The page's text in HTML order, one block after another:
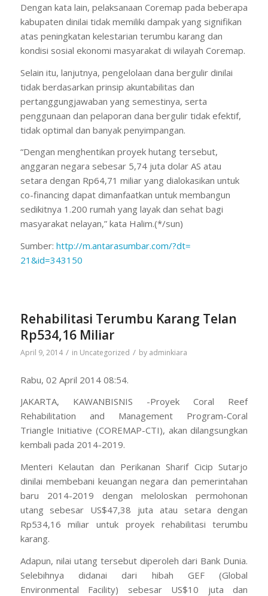
Dengan kata lain, pelaksanaan Coremap pada beberapa
kabupaten dinilai tidak memiliki dampak yang signifikan
atas peningkatan kelestarian terumbu karang dan
kondisi sosial ekonomi masyarakat di wilayah Coremap.
Selain itu, lanjutnya, pengelolaan dana bergulir dinilai
tidak berdasarkan prinsip akuntabilitas dan
pertanggungjawaban yang semestinya, serta
penggunaan dan pelaporan dana bergulir tidak efektif,
tidak optimal dan banyak penyimpangan.
“Dengan menghentikan proyek hutang tersebut,
anggaran negara sebesar 5,74 juta dolar AS atau
setara dengan Rp64,71 miliar yang dialokasikan untuk
co-financing dapat dimanfaatkan untuk membangun
sedikitnya 1.200 rumah yang layak dan sehat bagi
masyarakat nelayan,” kata Halim.(*/sun)
Sumber: http://m.antarasumbar.com/?dt=
21&id=343150
Rehabilitasi Terumbu Karang Telan
Rp534,16 Miliar
April 9, 2014 / in Uncategorized / by adminkiara
Rabu, 02 April 2014 08:54.
JAKARTA, KAWANBISNIS -Proyek Coral Reef
Rehabilitation and Management Program-Coral
Triangle Initiative (COREMAP-CTI), akan dilangsungkan
kembali pada 2014-2019.
Menteri Kelautan dan Perikanan Sharif Cicip Sutarjo
dinilai membebani keuangan negara dan pemerintahan
baru 2014-2019 dengan meloloskan permohonan
utang sebesar US$47,38 juta atau setara dengan
Rp534,16 miliar untuk proyek rehabilitasi terumbu
karang.
Adapun, nilai utang tersebut diperoleh dari Bank Dunia.
Selebihnya didanai dari hibah GEF (Global
Environmental Facility) sebesar US$10 juta dan